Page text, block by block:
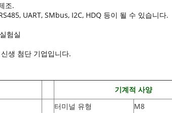
조.
UART, SMbus, I2C, HDQ 등이 될 수 있습니다.
험실
생 첨단 기업입니다.
기계적 사양
터미널 유형
M8